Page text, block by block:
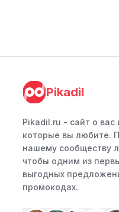
Pikadil
Pikadil.ru - cайт о вас
которые вы любите.
нашему сообществу
чтобы одним из
выгодных
промокодах.